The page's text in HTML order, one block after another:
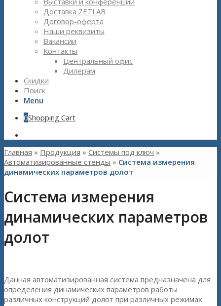
Доставка ZETLAB
Договор-оферта
Наши реквизиты
Вакансии
Контакты
Центральный офис
Дилерам
Скидки
Поиск
Menu
0Shopping Cart
Главная » Продукция » Системы под ключ »
Автоматизированные стенды » Система измерения
динамических параметров долот
Система измерения
динамических параметров
долот
Данная автоматизированная система предназначена для
определения динамических параметров работы
различных конструкций долот при различных режимах